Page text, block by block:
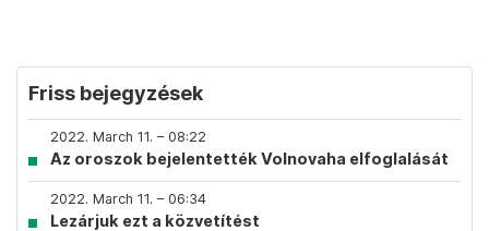
Friss bejegyzések
2022. March 11. – 08:22
Az oroszok bejelentették Volnovaha elfoglalását
2022. March 11. – 06:34
Lezárjuk ezt a közvetítést